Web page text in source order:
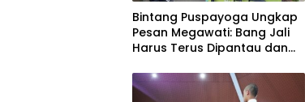
Bintang Puspayoga Ungkap
Pesan Megawati: Bang Jali
Harus Terus Dipantau dan